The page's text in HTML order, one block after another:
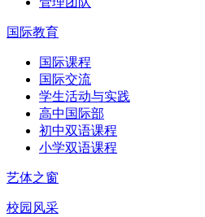
国际教育
国际课程
国际交流
学生活动与实践
高中国际部
初中双语课程
小学双语课程
艺体之窗
校园风采